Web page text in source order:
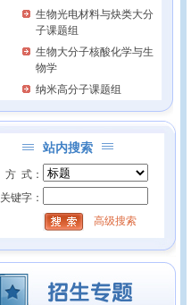
生物光电材料与炔类大分
子课题组
生物大分子核酸化学与生
物学
纳米高分子课题组
站内搜索
方 式：
关键字：
高级搜索